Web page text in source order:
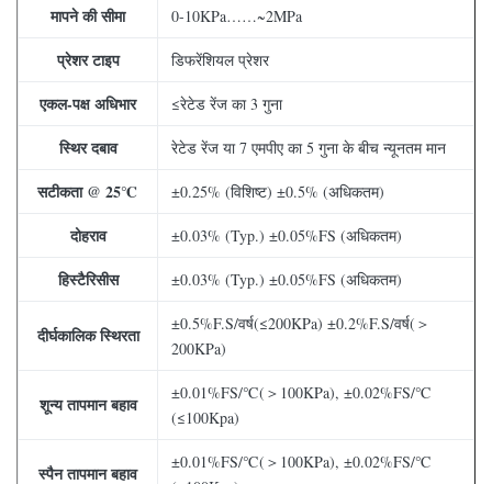
मापने की सीमा
0-10KPa……~2MPa
प्रेशर टाइप डिफरेंशियल प्रेशर
एकल-पक्ष अधिभार ≤रेटेड रेंज का 3 गुना
स्थिर दबाव रेटेड रेंज या 7 एमपीए का 5 गुना के बीच न्यूनतम मान
सटीकता @ 25℃ ±0.25% (विशिष्ट) ±0.5% (अधिकतम)
दोहराव ±0.03% (Typ.) ±0.05%FS (अधिकतम)
हिस्टैरिसीस ±0.03% (Typ.) ±0.05%FS (अधिकतम)
दीर्घकालिक स्थिरता
±0.5%F.S/वर्ष(≤200KPa) ±0.2%F.S/वर्ष(＞
200KPa)
शून्य तापमान बहाव
±0.01%FS/℃(＞100KPa), ±0.02%FS/℃
(≤100Kpa)
स्पैन तापमान बहाव
±0.01%FS/℃(＞100KPa), ±0.02%FS/℃